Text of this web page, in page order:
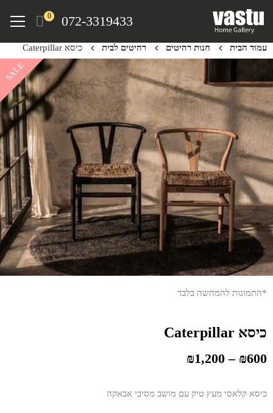
content
072-3319433
0
Menu
עמוד הבית חנות רהיטים רהיטים לבית כיסא Caterpillar
SALE
*התמונות להמחשה בלבד
כיסא Caterpillar
₪600
–
₪1,200
כיסא קלאסי מעץ טיק עם מושב מסיבי אבאקה